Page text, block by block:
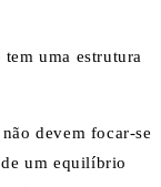
uma estrutura
devem focar-se
um equilíbrio